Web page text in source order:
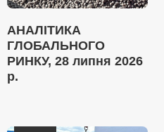
АНАЛІТИКА
ГЛОБАЛЬНОГО
РИНКУ, 28 липня 2026
р.